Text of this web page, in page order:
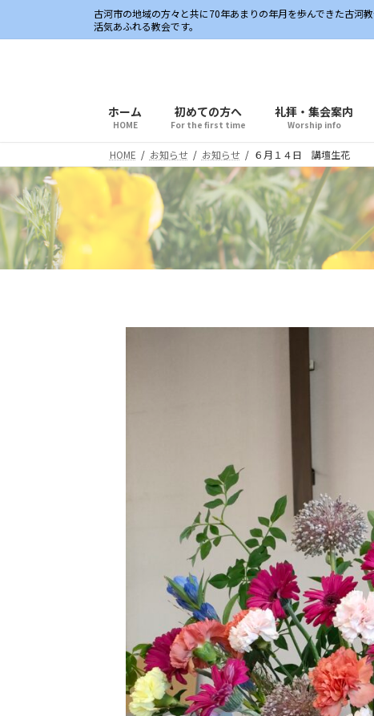
ッ
プ
移
動
古河市の地域の方々と共に70年あまりの年月を歩んできた古河
活気あふれる教会です。
ホーム
HOME
初めての方へ
For the first time
礼拝・集会案内
Worship info
HOME お知らせ お知らせ ６月１４日 講壇生花